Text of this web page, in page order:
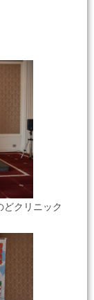
クリニック